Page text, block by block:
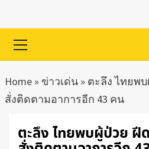
Menu
Home» ข่าวเด่น» ตะลึง ไทยพ
สั่งติดตามอาการอีก 43 คน
ตะลึง ไทยพบผู้ป่วย ฝี